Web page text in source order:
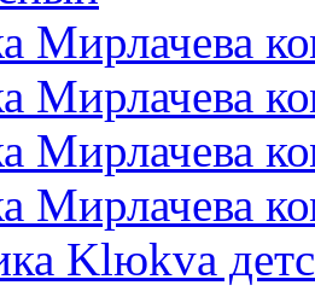
Мирлачева
Мирлачева
Мирлачева
Мирлачева
Klюkva